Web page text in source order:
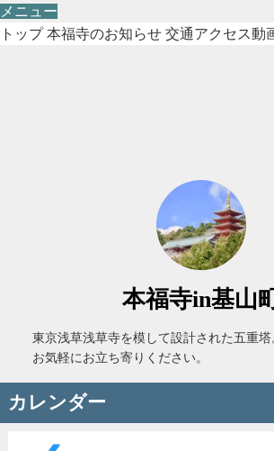
メニュー
トップ 本福寺のお知らせ 交通アクセス動
本福寺in基山
東京浅草浅草寺を模して設計された五重塔
お気軽にお立ち寄りください。
カレンダー